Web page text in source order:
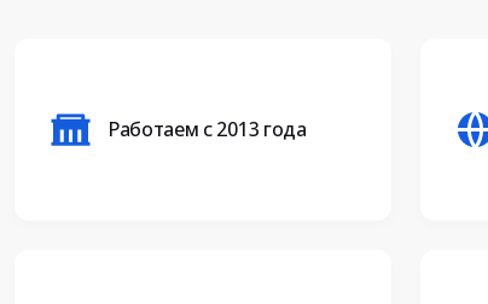
Работаем с 2013 года